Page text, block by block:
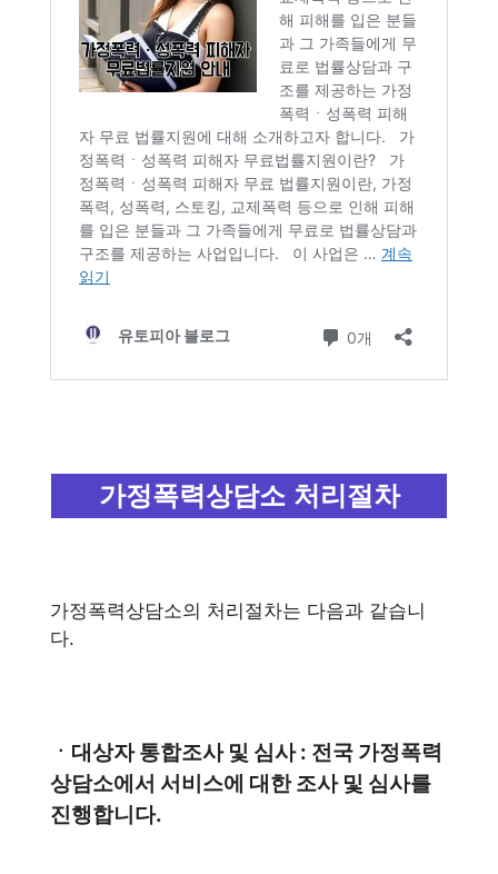
가정폭력상담소 처리절차
가정폭력상담소의 처리절차는 다음과 같습니
다.
ㆍ대상자 통합조사 및 심사 : 전국 가정폭력
상담소에서 서비스에 대한 조사 및 심사를
진행합니다.